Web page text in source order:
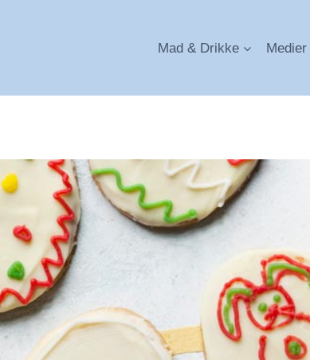
Mad & Drikke Medier